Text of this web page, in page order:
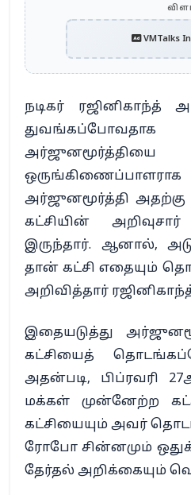
VMTalks
நடிகர் ரஜினிகாந்த்
துவங்கப்போவதாக
அர்ஜுனமூர்த்தி
கட்சியின்
இருந்தார். ஆனால்,
தான் கட்சி எதையும்
அறிவித்தார்
இதையடுத்து
கட்சியைத்
அதன்படி, பிப்ரவரி
மக்கள் முன்னேற்ற
கட்சியையும் அவர்
ரோபோ சின்னமும்
தேர்தல் அறிக்கையும்